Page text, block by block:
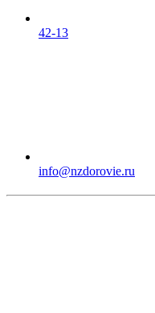
42-13
info@nzdorovie.ru